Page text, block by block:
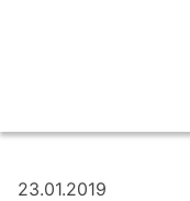
23.01.2019